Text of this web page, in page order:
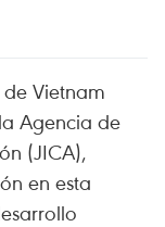
Vietnam
Agencia de
(JICA),
en esta